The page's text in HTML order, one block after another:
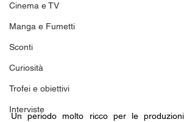
Cinema e TV
Manga e Fumetti
Sconti
Curiosità
Trofei e obiettivi
Interviste
Un periodo molto ricco per le produzioni